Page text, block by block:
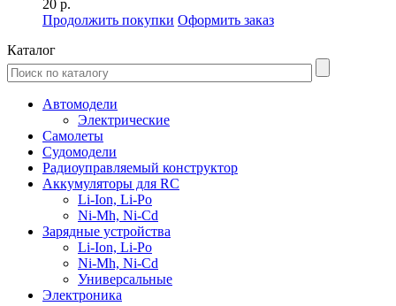
20 р.
Продолжить покупки Оформить заказ
Каталог
Автомодели
Электрические
Самолеты
Судомодели
Радиоуправляемый конструктор
Аккумуляторы для RC
Li-Ion, Li-Po
Ni-Mh, Ni-Cd
Зарядные устройства
Li-Ion, Li-Po
Ni-Mh, Ni-Cd
Универсальные
Электроника